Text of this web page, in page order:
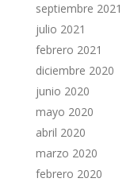
septiembre 2021
julio 2021
febrero 2021
diciembre 2020
junio 2020
mayo 2020
abril 2020
marzo 2020
febrero 2020